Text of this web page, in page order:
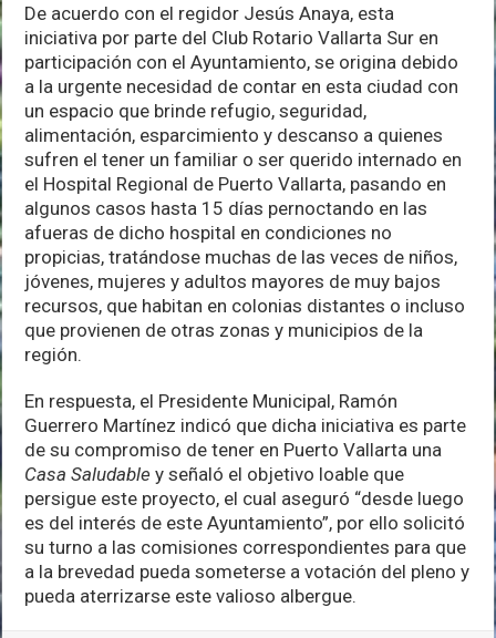
De acuerdo con el regidor Jesús Anaya, esta
iniciativa por parte del Club Rotario Vallarta Sur en
participación con el Ayuntamiento, se origina debido
a la urgente necesidad de contar en esta ciudad con
un espacio que brinde refugio, seguridad,
alimentación, esparcimiento y descanso a quienes
sufren el tener un familiar o ser querido internado en
el Hospital Regional de Puerto Vallarta, pasando en
algunos casos hasta 15 días pernoctando en las
afueras de dicho hospital en condiciones no
propicias, tratándose muchas de las veces de niños,
jóvenes, mujeres y adultos mayores de muy bajos
recursos, que habitan en colonias distantes o incluso
que provienen de otras zonas y municipios de la
región.
En respuesta, el Presidente Municipal, Ramón
Guerrero Martínez indicó que dicha iniciativa es parte
de su compromiso de tener en Puerto Vallarta una
Casa Saludable y señaló el objetivo loable que
persigue este proyecto, el cual aseguró “desde luego
es del interés de este Ayuntamiento”, por ello solicitó
su turno a las comisiones correspondientes para que
a la brevedad pueda someterse a votación del pleno y
pueda aterrizarse este valioso albergue.